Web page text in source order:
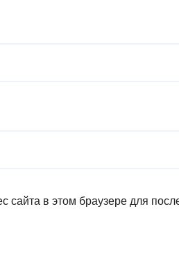
сайта в этом браузере для